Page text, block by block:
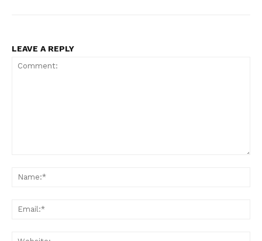
LEAVE A REPLY